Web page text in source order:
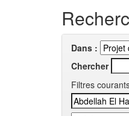
Dans :
Chercher
Filtres